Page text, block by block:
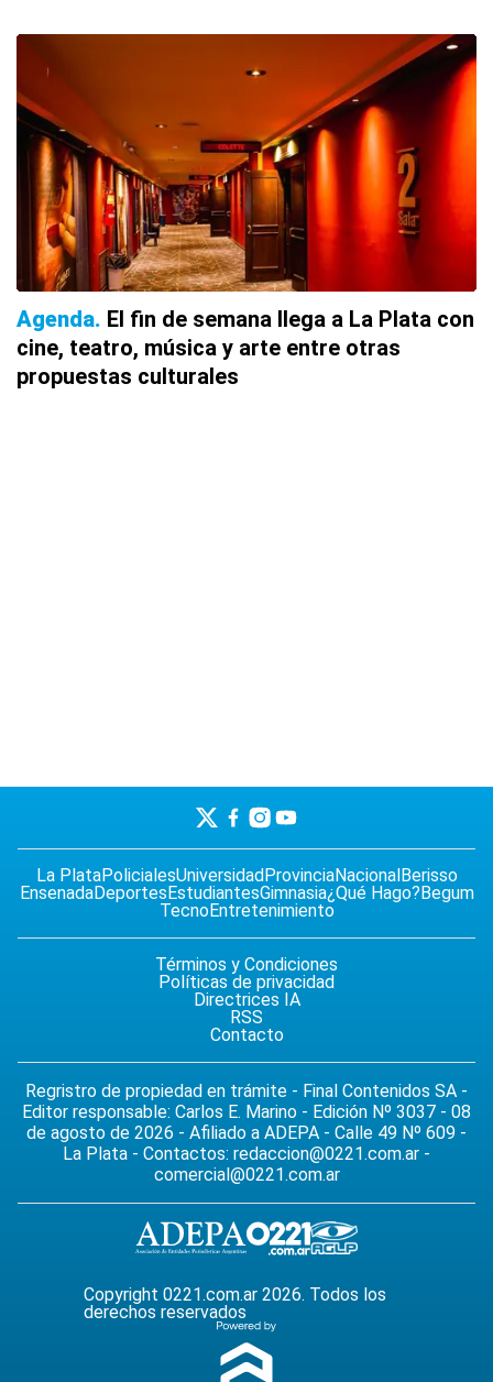
Agenda El fin de semana llega a La Plata con
cine, teatro, música y arte entre otras
propuestas culturales
La PlataPolicialesUniversidadProvinciaNacionalBerisso
EnsenadaDeportesEstudiantesGimnasia¿Qué Hago?Begum
TecnoEntretenimiento
Términos y Condiciones
Políticas de privacidad
Directrices IA
RSS
Contacto
Regristro de propiedad en trámite - Final Contenidos SA -
Editor responsable: Carlos E. Marino - Edición Nº 3037 - 08
de agosto de 2026 - Afiliado a ADEPA - Calle 49 Nº 609 -
La Plata - Contactos: redaccion@0221.com.ar -
comercial@0221.com.ar
Copyright 0221.com.ar 2026. Todos los
derechos reservados